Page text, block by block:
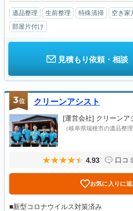
遺品整理 生前整理 特殊清掃 空き家
部屋片付け
見積もり依頼・相談
3位 クリーンアシスト
[運営会社] クリーンア
（岐阜県瑞穂市の遺品整理
4.93 口コ
お気に入りに追
■新型コロナウイルス対策済み